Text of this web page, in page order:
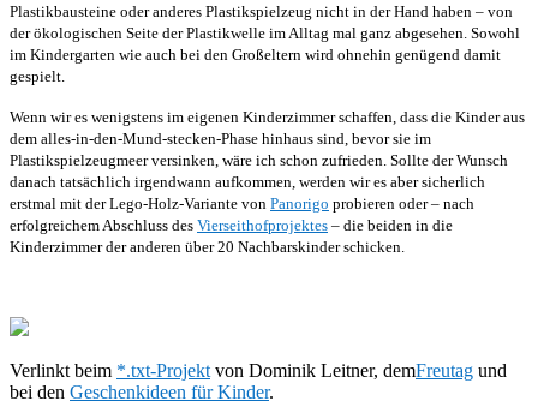
Plastikbausteine oder anderes Plastikspielzeug nicht in der Hand haben – von
der ökologischen Seite der Plastikwelle im Alltag mal ganz abgesehen. Sowohl
im Kindergarten wie auch bei den Großeltern wird ohnehin genügend damit
gespielt.
Wenn wir es wenigstens im eigenen Kinderzimmer schaffen, dass die Kinder aus
dem alles-in-den-Mund-stecken-Phase hinhaus sind, bevor sie im
Plastikspielzeugmeer versinken, wäre ich schon zufrieden. Sollte der Wunsch
danach tatsächlich irgendwann aufkommen, werden wir es aber sicherlich
erstmal mit der Lego-Holz-Variante von Panorigo probieren oder – nach
erfolgreichem Abschluss des Vierseithofprojektes – die beiden in die
Kinderzimmer der anderen über 20 Nachbarskinder schicken.
Verlinkt beim *.txt-Projekt von Dominik Leitner, demFreutag und
bei den Geschenkideen für Kinder.